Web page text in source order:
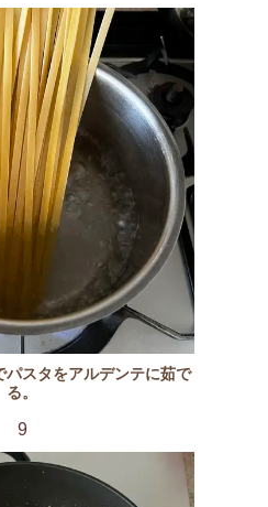
パスタをアルデンテに茹で
る。
9